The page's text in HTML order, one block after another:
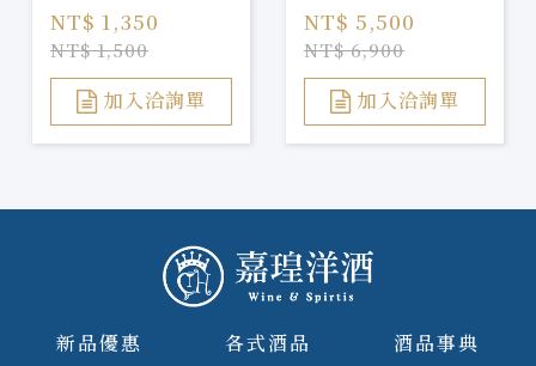
WOOD LIMITED
EDITION
NT$ 1,350
NT$ 1,500
加入洽詢單
LIMITED
EDITION
NT$ 5,500
NT$ 6,900
加入洽詢單
新品優惠 各式酒品
酒品事典